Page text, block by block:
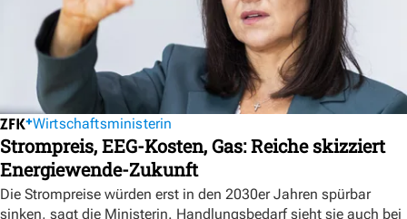
Wirtschaftsministerin
Strompreis, EEG-Kosten, Gas: Reiche skizziert
Energiewende-Zukunft
Die Strompreise würden erst in den 2030er Jahren spürbar
sinken, sagt die Ministerin. Handlungsbedarf sieht sie auch bei